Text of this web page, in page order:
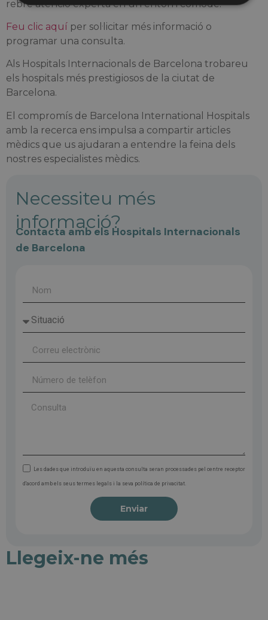
rebre atenció experta en un entorn còmode.
Feu clic aquí per sol·licitar més informació o
programar una consulta.
Als Hospitals Internacionals de Barcelona trobareu
els hospitals més prestigiosos de la ciutat de
Barcelona.
El compromís de Barcelona International Hospitals
amb la recerca ens impulsa a compartir articles
mèdics que us ajudaran a entendre la feina dels
nostres especialistes mèdics.
Necessiteu més
informació?
Contacta amb els Hospitals Internacionals
de Barcelona
Les dades que introduïu en aquesta consulta seran processades pel centre receptor
d'acord amb els seus termes legals i la seva política de privacitat.
Enviar
Llegeix-ne més